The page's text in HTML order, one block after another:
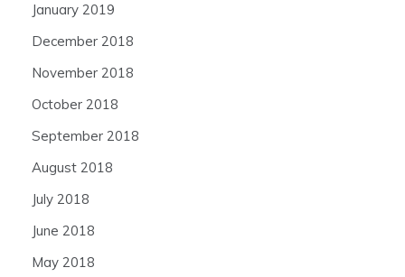
January 2019
December 2018
November 2018
October 2018
September 2018
August 2018
July 2018
June 2018
May 2018